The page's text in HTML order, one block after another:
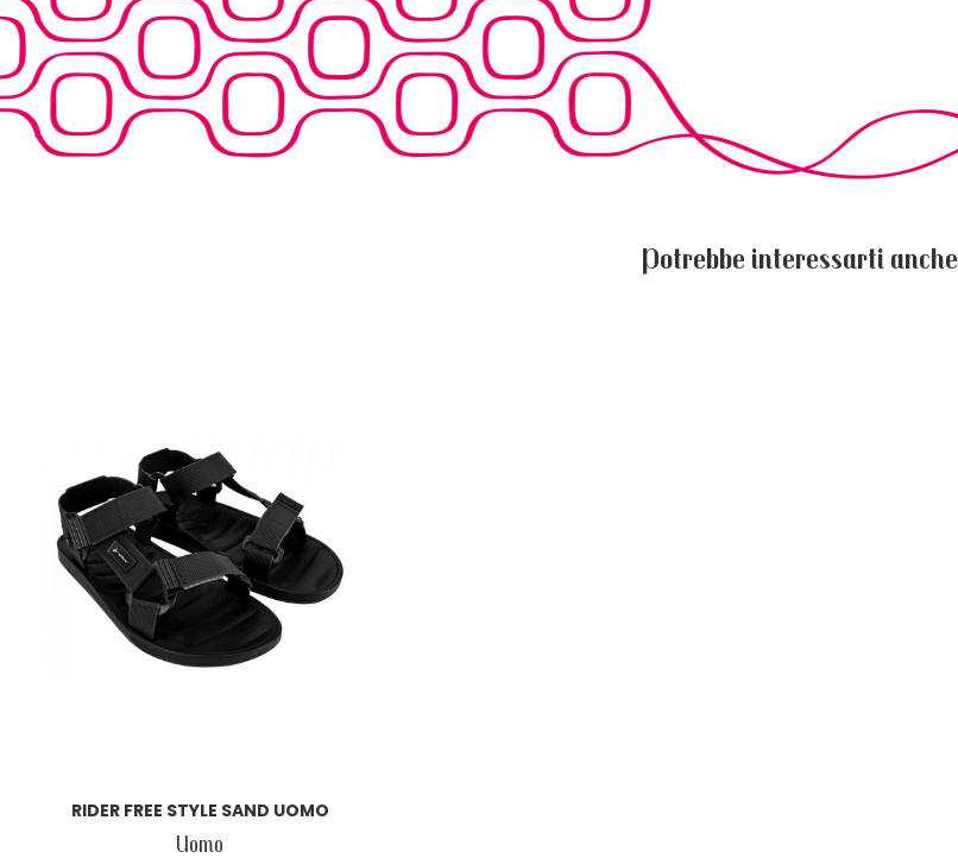
Potrebbe interessarti anche
RIDER FREE STYLE SAND UOMO
Uomo